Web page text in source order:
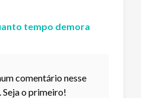
tempo demora
comentário nesse
Seja o primeiro!